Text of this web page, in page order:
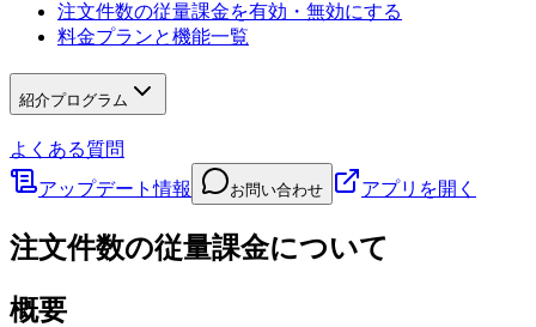
注文件数の従量課金を有効・無効にする
料金プランと機能一覧
紹介プログラム
よくある質問
アップデート情報
お問い合わせ アプリを開く
注文件数の従量課金について
概要